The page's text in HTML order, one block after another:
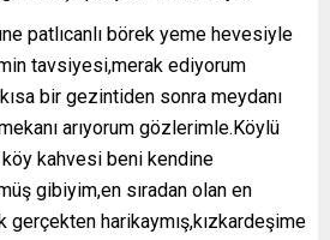
patlıcanlı börek yeme hevesiyle
tavsiyesi,merak ediyorum
bir gezintiden sonra meydanı
arıyorum gözlerimle.Köylü
kahvesi beni kendine
gibiyim,en sıradan olan en
gerçekten harikaymış,kızkardeşime